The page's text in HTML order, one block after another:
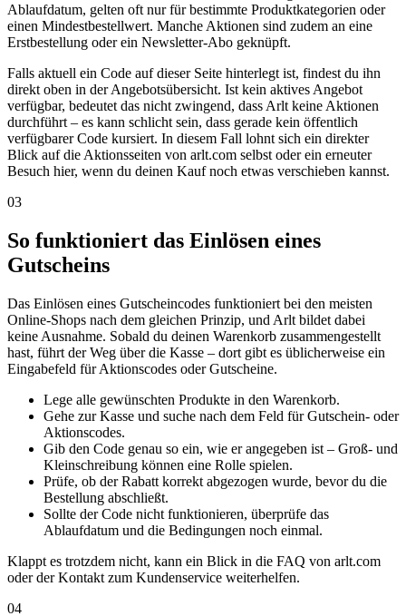
Ablaufdatum, gelten oft nur für bestimmte Produktkategorien oder
einen Mindestbestellwert. Manche Aktionen sind zudem an eine
Erstbestellung oder ein Newsletter-Abo geknüpft.
Falls aktuell ein Code auf dieser Seite hinterlegt ist, findest du ihn
direkt oben in der Angebotsübersicht. Ist kein aktives Angebot
verfügbar, bedeutet das nicht zwingend, dass Arlt keine Aktionen
durchführt – es kann schlicht sein, dass gerade kein öffentlich
verfügbarer Code kursiert. In diesem Fall lohnt sich ein direkter
Blick auf die Aktionsseiten von arlt.com selbst oder ein erneuter
Besuch hier, wenn du deinen Kauf noch etwas verschieben kannst.
03
So funktioniert das Einlösen eines
Gutscheins
Das Einlösen eines Gutscheincodes funktioniert bei den meisten
Online-Shops nach dem gleichen Prinzip, und Arlt bildet dabei
keine Ausnahme. Sobald du deinen Warenkorb zusammengestellt
hast, führt der Weg über die Kasse – dort gibt es üblicherweise ein
Eingabefeld für Aktionscodes oder Gutscheine.
Lege alle gewünschten Produkte in den Warenkorb.
Gehe zur Kasse und suche nach dem Feld für Gutschein- oder
Aktionscodes.
Gib den Code genau so ein, wie er angegeben ist – Groß- und
Kleinschreibung können eine Rolle spielen.
Prüfe, ob der Rabatt korrekt abgezogen wurde, bevor du die
Bestellung abschließt.
Sollte der Code nicht funktionieren, überprüfe das
Ablaufdatum und die Bedingungen noch einmal.
Klappt es trotzdem nicht, kann ein Blick in die FAQ von arlt.com
oder der Kontakt zum Kundenservice weiterhelfen.
04